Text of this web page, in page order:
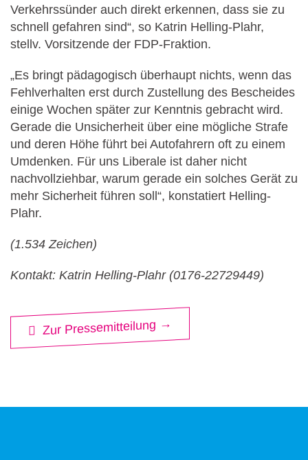
Verkehrssünder auch direkt erkennen, dass sie zu
schnell gefahren sind“, so Katrin Helling-Plahr,
stellv. Vorsitzende der FDP-Fraktion.
„Es bringt pädagogisch überhaupt nichts, wenn das
Fehlverhalten erst durch Zustellung des Bescheides
einige Wochen später zur Kenntnis gebracht wird.
Gerade die Unsicherheit über eine mögliche Strafe
und deren Höhe führt bei Autofahrern oft zu einem
Umdenken. Für uns Liberale ist daher nicht
nachvollziehbar, warum gerade ein solches Gerät zu
mehr Sicherheit führen soll“, konstatiert Helling-
Plahr.
(1.534 Zeichen)
Kontakt: Katrin Helling-Plahr (0176-22729449)
Zur Pressemitteilung →